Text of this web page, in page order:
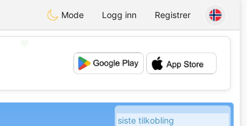
Mode Logg inn Registrer
💕
siste tilkobling